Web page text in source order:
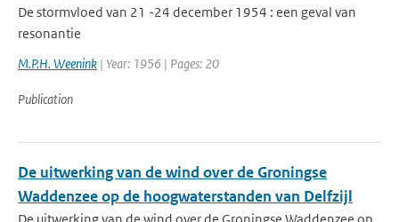
De stormvloed van 21 -24 december 1954 : een geval van
resonantie
M.P.H. Weenink | Year: 1956 | Pages: 20
Publication
De uitwerking van de wind over de Groningse
Waddenzee op de hoogwaterstanden van Delfzijl